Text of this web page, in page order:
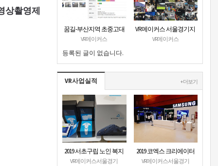
촬영제
꿈길-부산지역 초중고대
상 VR진로직업체험 + VR
안전교육 프로그램 운영
공고
VR메이커스
VR메이커스 서울경기지
부 홈페이지 오픈
VR메이커스
등록된 글이 없습니다.
VR사업실적 + 더보기
2019 서초구립 노인 복지
관 (VR 설치) - VR 구축 판
VR메이커스서울경기
2019 코엑스 크리에이터
페스티벌 VR체험 부스 (인
VR메이커스서울경기